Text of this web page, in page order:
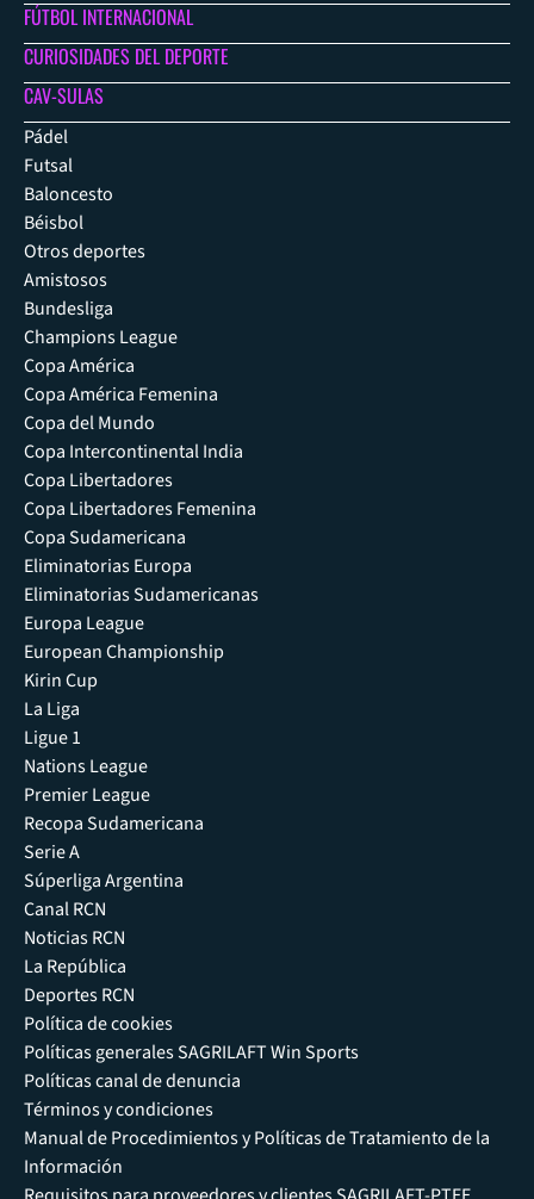
FÚTBOL INTERNACIONAL
CURIOSIDADES DEL DEPORTE
CAV-SULAS
Pádel
Futsal
Baloncesto
Béisbol
Otros deportes
Amistosos
Bundesliga
Champions League
Copa América
Copa América Femenina
Copa del Mundo
Copa Intercontinental India
Copa Libertadores
Copa Libertadores Femenina
Copa Sudamericana
Eliminatorias Europa
Eliminatorias Sudamericanas
Europa League
European Championship
Kirin Cup
La Liga
Ligue 1
Nations League
Premier League
Recopa Sudamericana
Serie A
Súperliga Argentina
Canal RCN
Noticias RCN
La República
Deportes RCN
Política de cookies
Políticas generales SAGRILAFT Win Sports
Políticas canal de denuncia
Términos y condiciones
Manual de Procedimientos y Políticas de Tratamiento de la
Información